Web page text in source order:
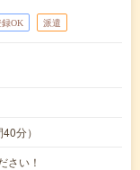
録OK 派遣
分）
さい！